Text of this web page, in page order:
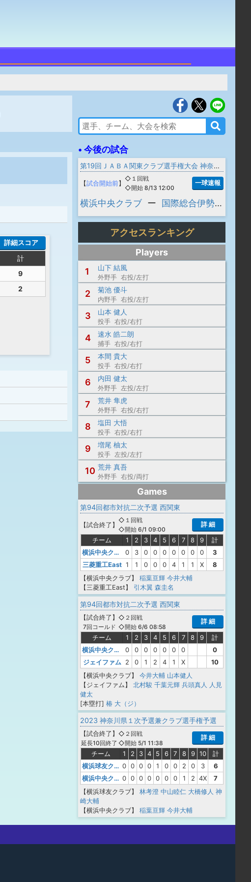
計
9
2
詳細スコア
• 今後の試合
第19回ＪＡＢＡ関東クラブ選手権大会 神奈川県予選
【試合開始前】
◇１回戦
◇開始 8/13 12:00
一球速報
横浜中央クラブ ー 国際総合伊勢原クラブ
アクセスランキング
Players
1
山下 結風
外野手 右投/左打
2 菊池 優斗
内野手 右投/左打
3 山本 健人
投手 右投/右打
4 速水 皓二朗
捕手 右投/右打
5 本間 貴大
投手 右投/右打
6 内田 健太
外野手 左投/左打
7 荒井 隼虎
外野手 右投/右打
8 塩田 大悟
投手 右投/右打
9 増尾 柚太
投手 左投/左打
10 荒井 真吾
外野手 右投/両打
Games
第94回都市対抗二次予選 西関東
【試合終了 】
◇１回戦
◇開始 6/1 09:00
詳 細
チーム 1 2 3 4 5 6 7 8 9
計
横浜中央クラブ
0 3 0 0 0 0 0 0 0
3
三菱重工East 1 1 0 0 0 4 1 1 X
8
【横浜中央クラブ】
稲葉亘輝 今井大輔
【三菱重工East】
引木翼 森圭名
第94回都市対抗二次予選 西関東
【試合終了 】
7回コールド
◇２回戦
◇開始 6/6 08:58
詳 細
チーム 1 2 3 4 5 6 7 8 9
計
横浜中央クラブ
0 0 0 0 0 0 0
0
ジェイファム
2 0 1 2 4 1 X
10
【横浜中央クラブ】
今井大輔 山本健人
【ジェイファム】
北村駿 千葉元輝 兵頭真人
人見
健太
[本塁打] 椿 大（ジ）
2023 神奈川県１次予選兼クラブ選手権予選
【試合終了 】
延長10回終了
◇２回戦
◇開始 5/1 11:38
詳 細
チーム 1 2 3 4 5 6 7 8 9 10
計
横浜球友クラブ 0 0 0 0 1 0 0 2 0 3
6
横浜中央クラブ 0 0 0 0 0 0 0 1 2 4X
7
【横浜球友クラブ】
林考澄 中山睦仁 大橋修人 神
崎大輔
【横浜中央クラブ】
稲葉亘輝 今井大輔